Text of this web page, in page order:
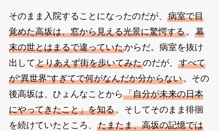
そのまま入院することになったのだが、 病室で目
覚めた高坂は、窓から見える光景に驚愕する。 幕
末の世とはまるで違っていたからだ。病室を抜け
出してとりあえず街を歩いてみたのだが、 すべて
が“異世界”すぎてで何がなんだか分からない。その
後高坂は、ひょんなことから「自分が未来の日本
にやってきたこと」を知る。そしてそのまま徘徊
を続けていたところ、 たまたま、高坂の記憶では